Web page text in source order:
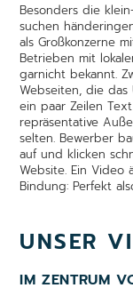
Besonders die
suchen
als Großkonzerne
Betrieben mit
garnicht bekannt.
Webseiten, die
ein paar Zeilen
repräsentative
selten. Bewerber
auf und klicken
Website. Ein
Bindung: Perfekt
UNSER
IM ZENTRUM